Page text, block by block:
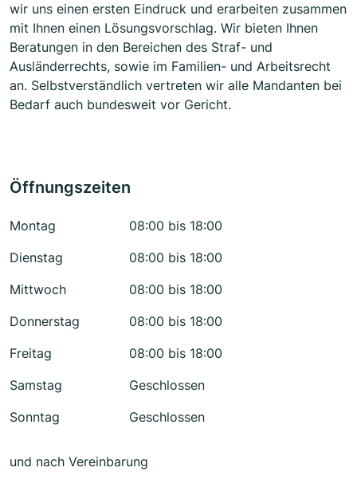
wir uns einen ersten Eindruck und erarbeiten zusammen
mit Ihnen einen Lösungsvorschlag. Wir bieten Ihnen
Beratungen in den Bereichen des Straf- und
Ausländerrechts, sowie im Familien- und Arbeitsrecht
an. Selbstverständlich vertreten wir alle Mandanten bei
Bedarf auch bundesweit vor Gericht.
Öffnungszeiten
Montag
08:00 bis 18:00
Dienstag
08:00 bis 18:00
Mittwoch
08:00 bis 18:00
Donnerstag
08:00 bis 18:00
Freitag
08:00 bis 18:00
Samstag
Geschlossen
Sonntag
Geschlossen
und nach Vereinbarung